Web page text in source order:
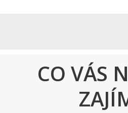
CO VÁS